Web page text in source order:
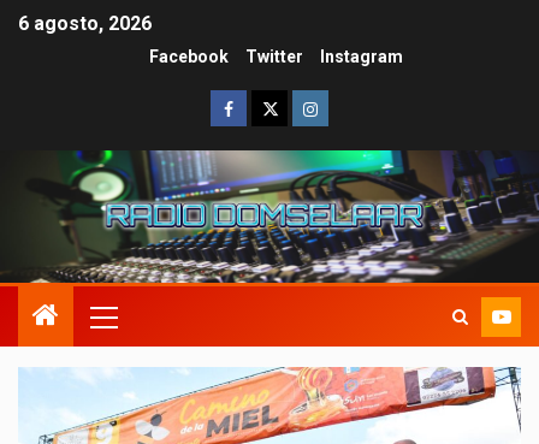
6 agosto, 2026
Facebook Twitter Instagram